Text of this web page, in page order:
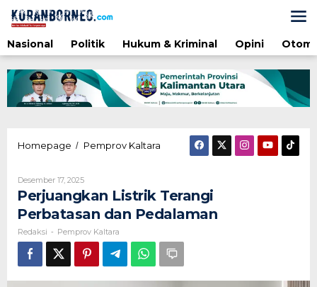
konten
Nasional
Politik Hukum & Kriminal Opini
Homepage / Pemprov Kaltara Perjuangkan
dan
Pedalaman
Desember 17, 2025Oleh
Redaksi
Perjuangkan Listrik Terangi
Perbatasan dan Pedalaman
Redaksi - Pemprov Kaltara